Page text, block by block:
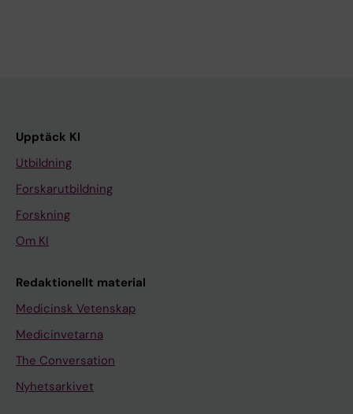
Upptäck KI
Utbildning
Forskarutbildning
Forskning
Om KI
Redaktionellt material
Medicinsk Vetenskap
Medicinvetarna
The Conversation
Nyhetsarkivet